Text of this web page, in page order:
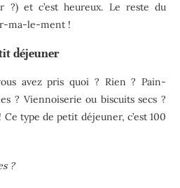
?) et c’est heureux. Le reste du
ma-le-ment !
déjeuner
avez pris quoi ? Rien ? Pain-
? Viennoiserie ou biscuits secs ?
type de petit déjeuner, c’est 100
?